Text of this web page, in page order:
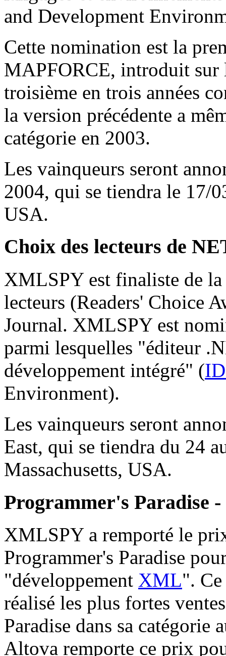
and Development
Cette nomination est la
MAPFORCE, introduit sur
troisième en trois années
la version précédente a
catégorie en 2003.
Les vainqueurs seront
2004, qui se tiendra le 17/
USA.
Choix des lecteurs de
XMLSPY est finaliste de
lecteurs (Readers' Choice
Journal. XMLSPY est
parmi lesquelles "éditeur
développement intégré" (
Environment).
Les vainqueurs seront
East, qui se tiendra du 24
Massachusetts, USA.
Programmer's Paradise
XMLSPY a remporté le
Programmer's Paradise
"développement XML".
réalisé les plus fortes
Paradise dans sa catégorie
Altova remporte ce prix